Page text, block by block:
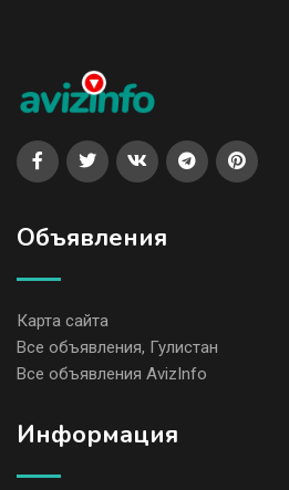
Объявления
Карта сайта
Все объявления, Гулистан
Все объявления AvizInfo
Информация